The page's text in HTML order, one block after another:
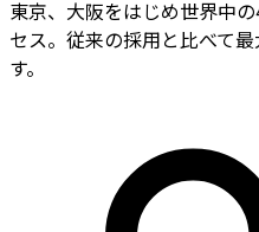
東京、大阪をはじめ世界中
セス。従来の採用と比べて
す。